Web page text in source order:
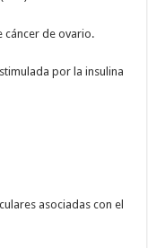
cáncer de ovario.
por la insulina
asociadas con el